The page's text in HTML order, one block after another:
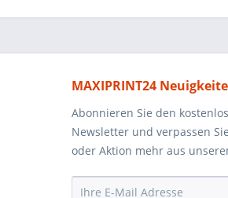
MAXIPRINT24
Abonnieren Sie den
Newsletter und verpassen
oder Aktion mehr aus